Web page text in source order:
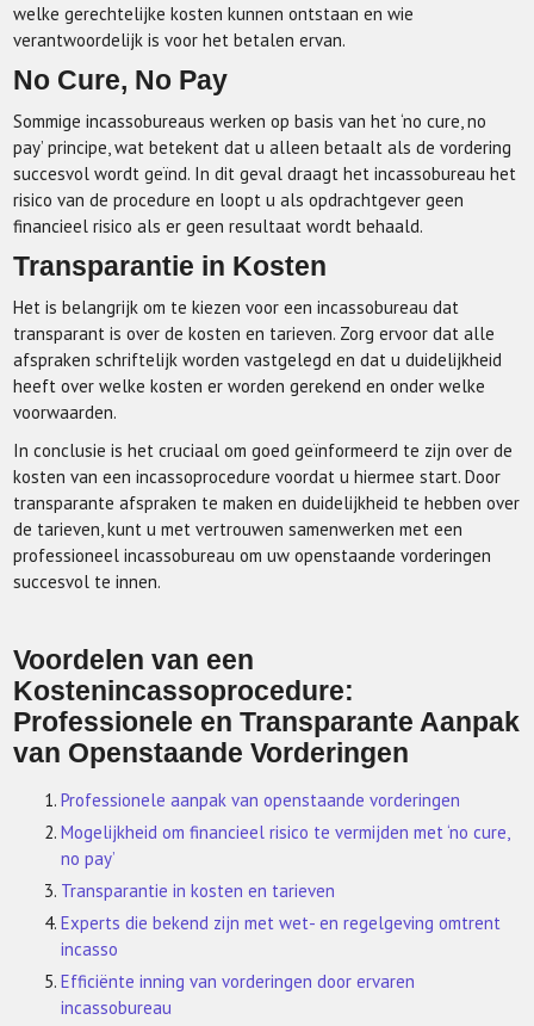
welke gerechtelijke kosten kunnen ontstaan en wie
verantwoordelijk is voor het betalen ervan.
No Cure, No Pay
Sommige incassobureaus werken op basis van het ‘no cure, no
pay’ principe, wat betekent dat u alleen betaalt als de vordering
succesvol wordt geïnd. In dit geval draagt het incassobureau het
risico van de procedure en loopt u als opdrachtgever geen
financieel risico als er geen resultaat wordt behaald.
Transparantie in Kosten
Het is belangrijk om te kiezen voor een incassobureau dat
transparant is over de kosten en tarieven. Zorg ervoor dat alle
afspraken schriftelijk worden vastgelegd en dat u duidelijkheid
heeft over welke kosten er worden gerekend en onder welke
voorwaarden.
In conclusie is het cruciaal om goed geïnformeerd te zijn over de
kosten van een incassoprocedure voordat u hiermee start. Door
transparante afspraken te maken en duidelijkheid te hebben over
de tarieven, kunt u met vertrouwen samenwerken met een
professioneel incassobureau om uw openstaande vorderingen
succesvol te innen.
Voordelen van een
Kostenincassoprocedure:
Professionele en Transparante Aanpak
van Openstaande Vorderingen
Professionele aanpak van openstaande vorderingen
Mogelijkheid om financieel risico te vermijden met ‘no cure,
no pay’
Transparantie in kosten en tarieven
Experts die bekend zijn met wet- en regelgeving omtrent
incasso
Efficiënte inning van vorderingen door ervaren
incassobureau